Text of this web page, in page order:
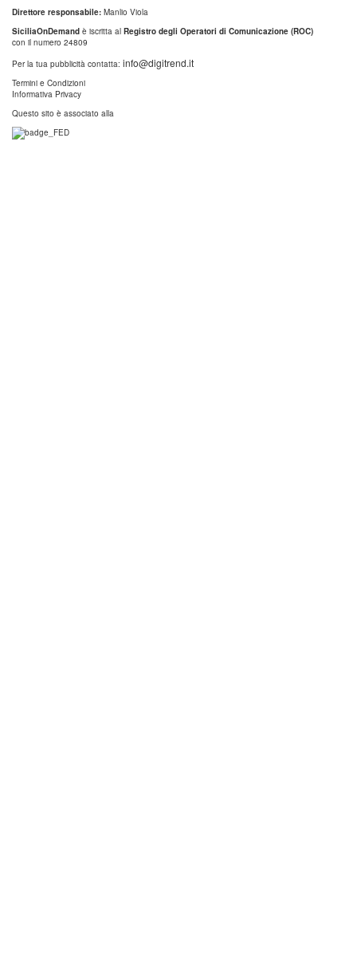
Direttore responsabile: Manlio Viola
SiciliaOnDemand è iscritta al Registro degli Operatori di Comunicazione (ROC)
con il numero 24809
Per la tua pubblicità contatta: info@digitrend.it
Termini e Condizioni
Informativa Privacy
Questo sito è associato alla